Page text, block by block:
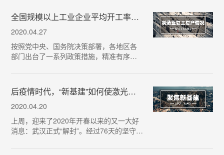
高量子效率的多光谱相机、可见光激光二
极管和LED、红外辐…
全国规模以上工业企业平均开工率已达99%，人员复岗率达到94%！
2020.04.27
按照党中央、国务院决策部署，各地区各
部门出台了一系列政策措施，精准有序推
工率已达99%，人员复岗率达到94%。当
前境外疫情快速扩散蔓延…
后疫情时代，“新基建”如何使激光行业焕发“新机”？
2020.04.20
上周，迎来了2020年开春以来的又一大好
消息：武汉正式“解封”。经过76天的坚守，